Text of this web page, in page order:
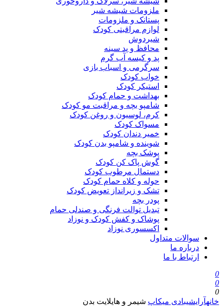
ملزومات شیشه شیر
پستانک و ملزومات
لوازم مراقبتی کودک
شیردوش
محافظ و پد سینه
پد و کیسه آب گرم
سرگرمی و اسباب بازی
خواب کودک
استیکر کودک
بهداشت و حمام کودک
شامپو بچه و مراقبت مو کودک
کرم، لوسیون و روغن کودک
مسواک کودک
خمیر دندان کودک
شوینده و شامپو بدن کودک
پوشک بچه
گوش پاک کن کودک
دستمال مرطوب کودک
حوله و کلاه حمام کودک
تشک و زیرانداز تعویض کودک
پودر بچه
تبدیل توالت فرنگی و صندلی حمام
پوشاک و کفش کودک و نوزاد
اکسسوری نوزاد
سوالات متداول
درباره ما
ارتباط با ما
0
0
0
خانهآرایشیبادی میکاپ شیمر و هایلایت بدن